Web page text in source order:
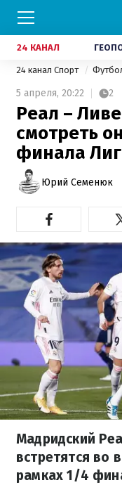
24 КАНАЛ
24 канал Спорт
5 апреля, 20:22 2
Реал –
смотреть
финала
Юрий Семенюк
Мадридский
встретятся во
рамках 1/4